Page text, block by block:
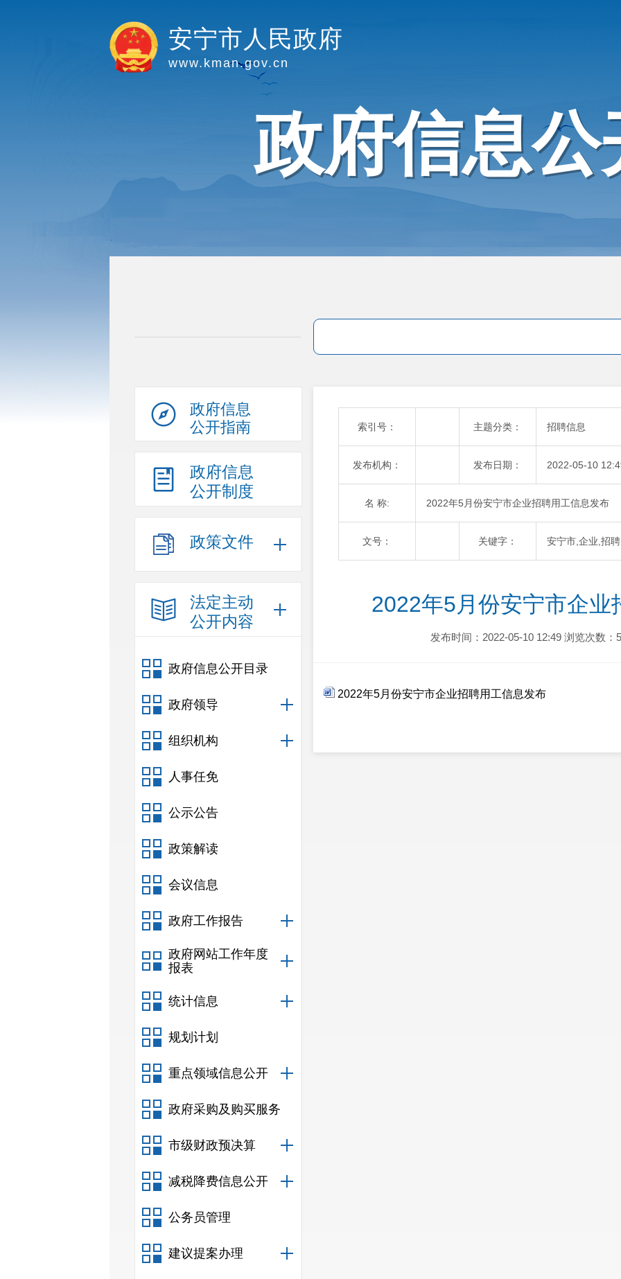
安宁市人民政府
www.kman.gov.cn
政府信息公
政府信息
公开指南
政府信息
公开制度
政策文件
法定主动
公开内容
政府信息公开目录
政府领导
组织机构
人事任免
公示公告
政策解读
会议信息
政府工作报告
政府网站工作年度
报表
统计信息
规划计划
重点领域信息公开
政府采购及购买服务
市级财政预决算
减税降费信息公开
公务员管理
建议提案办理
索引号： 主题分类： 招聘信息
发布机构： 发布日期： 2022-05-10
名 称: 2022年5月份安宁市企业招聘用工信息发布
文号： 关键字： 安宁市,企业,招
2022年5月份安宁市企业
发布时间：2022-05-10 12:49 浏览次数：
2022年5月份安宁市企业招聘用工信息发布